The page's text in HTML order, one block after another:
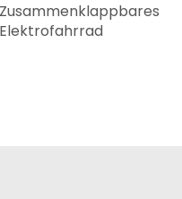
Zusammenklappbares
Elektrofahrrad